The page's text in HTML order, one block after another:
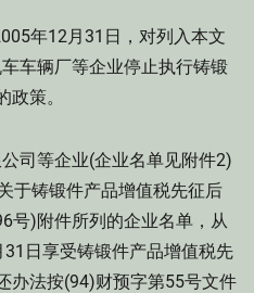
年12月31日，对列入本文
车辆厂等企业停止执行铸锻
策。
等企业(企业名单见附件2)
于铸锻件产品增值税先征后
号)附件所列的企业名单，从
日享受铸锻件产品增值税先
办法按(94)财预字第55号文件